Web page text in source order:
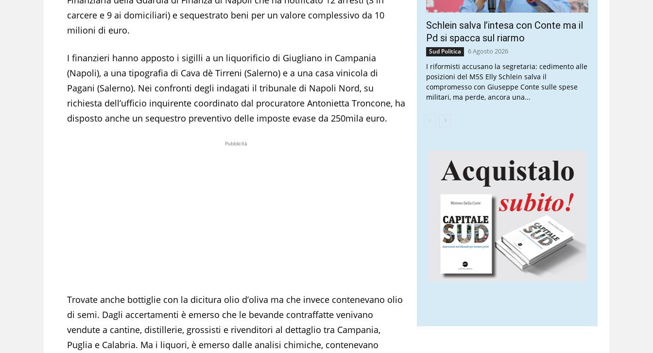
carcere e 9 ai domiciliari) e sequestrato beni per un valore complessivo da 10
milioni di euro.
I finanzieri hanno apposto i sigilli a un liquorificio di Giugliano in Campania
(Napoli), a una tipografia di Cava dè Tirreni (Salerno) e a una casa vinicola di
Pagani (Salerno). Nei confronti degli indagati il tribunale di Napoli Nord, su
richiesta dell’ufficio inquirente coordinato dal procuratore Antonietta Troncone, ha
disposto anche un sequestro preventivo delle imposte evase da 250mila euro.
Pubblicità
Trovate anche bottiglie con la dicitura olio d’oliva ma che invece contenevano olio
di semi. Dagli accertamenti è emerso che le bevande contraffatte venivano
vendute a cantine, distillerie, grossisti e rivenditori al dettaglio tra Campania,
Puglia e Calabria. Ma i liquori, è emerso dalle analisi chimiche, contenevano
Schlein salva l’intesa con Conte ma il
Pd si spacca sul riarmo
Sud Politica 6 Agosto 2026
I riformisti accusano la segretaria: cedimento alle
posizioni del M5S Elly Schlein salva il
compromesso con Giuseppe Conte sulle spese
militari, ma perde, ancora una...